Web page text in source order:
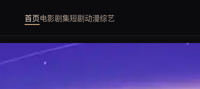
首页电影剧集短剧动漫综艺